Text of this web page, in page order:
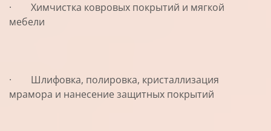
· Химчистка ковровых покрытий и мягкой
мебели
· Шлифовка, полировка, кристаллизация
мрамора и нанесение защитных покрытий